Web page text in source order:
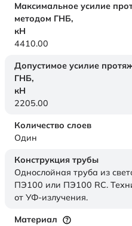
Максимальное усилие
методом ГНБ,
кН
4410.00
Допустимое усилие
ГНБ,
кН
2205.00
Количество слоев
Один
Конструкция трубы
Однослойная труба из
ПЭ100 или ПЭ100 RC.
от УФ-излучения.
Материал